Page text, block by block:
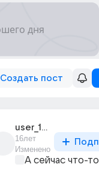
Создать пост
user_15737139
16лет
Изменено
А сейчас что-